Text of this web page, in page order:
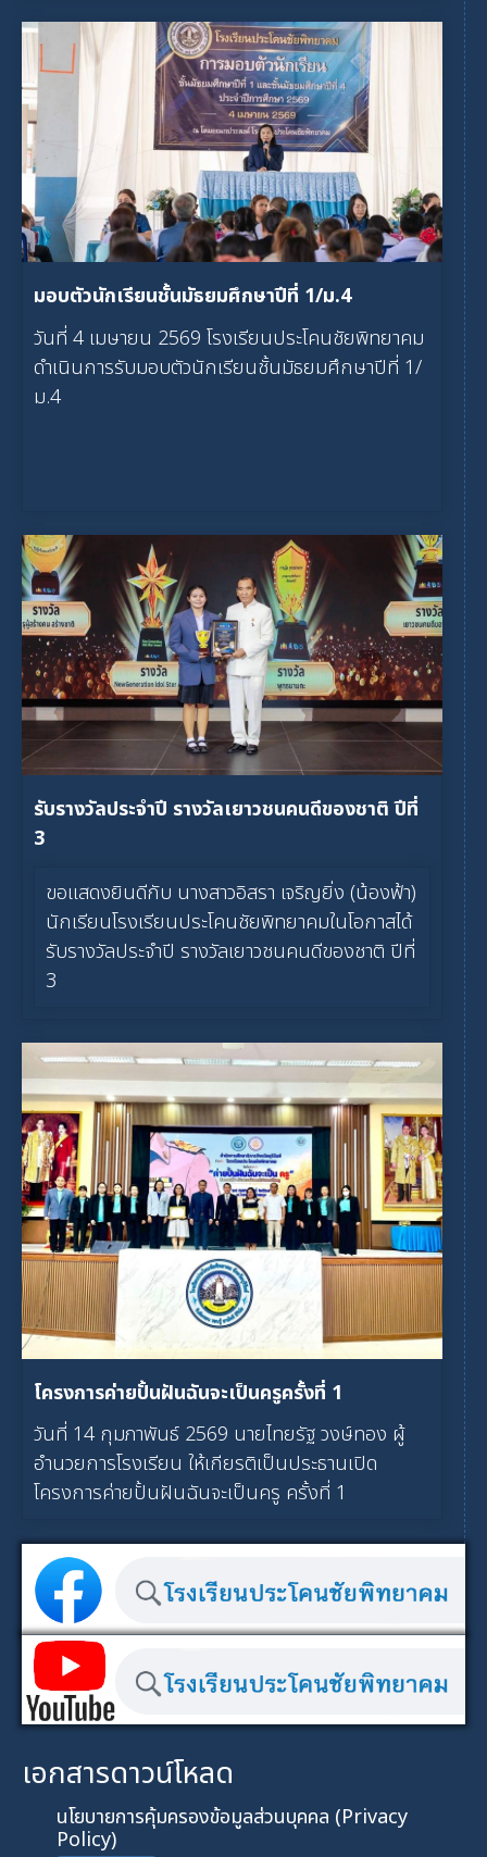
มอบตัวนักเรียนชั้นมัธยมศึกษาปีที่ 1/ม.4
วันที่ 4 เมษายน 2569 โรงเรียนประโคนชัยพิทยาคม
ดำเนินการรับมอบตัวนักเรียนชั้นมัธยมศึกษาปีที่ 1/
ม.4
รับรางวัลประจำปี รางวัลเยาวชนคนดีของชาติ ปีที่
3
ขอแสดงยินดีกับ นางสาวอิสรา เจริญยิ่ง (น้องฟ้า)
นักเรียนโรงเรียนประโคนชัยพิทยาคมในโอกาสได้
รับรางวัลประจำปี รางวัลเยาวชนคนดีของชาติ ปีที่
3
โครงการค่ายปั้นฝันฉันจะเป็นครูครั้งที่ 1
วันที่ 14 กุมภาพันธ์ 2569 นายไทยรัฐ วงษ์ทอง ผู้
อำนวยการโรงเรียน ให้เกียรติเป็นประธานเปิด
โครงการค่ายปั้นฝันฉันจะเป็นครู ครั้งที่ 1
เอกสารดาวน์โหลด
นโยบายการคุ้มครองข้อมูลส่วนบุคคล (Privacy
Policy)